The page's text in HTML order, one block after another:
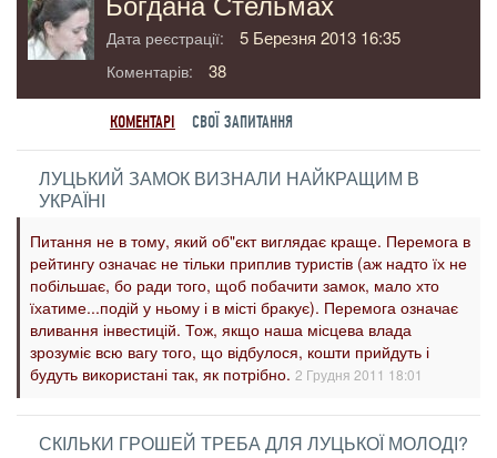
Дата реєстрації: 5 Березня 2013 16:35
Коментарів: 38
КОМЕНТАРІ СВОЇ ЗАПИТАННЯ
ЛУЦЬКИЙ ЗАМОК ВИЗНАЛИ НАЙКРАЩИМ В
УКРАЇНІ
Питання не в тому, який об"єкт виглядає краще. Перемога в
рейтингу означає не тільки приплив туристів (аж надто їх не
побільшає, бо ради того, щоб побачити замок, мало хто
їхатиме...подій у ньому і в місті бракує). Перемога означає
вливання інвестицій. Тож, якщо наша місцева влада
зрозуміє всю вагу того, що відбулося, кошти прийдуть і
будуть використані так, як потрібно. 2 Грудня 2011 18:01
СКІЛЬКИ ГРОШЕЙ ТРЕБА ДЛЯ ЛУЦЬКОЇ МОЛОДІ?